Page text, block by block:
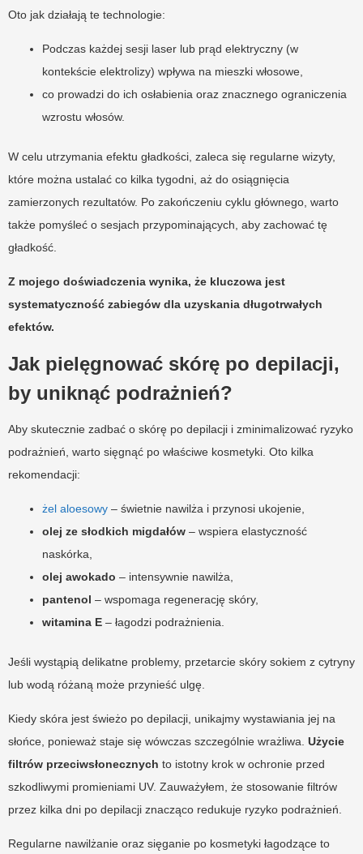
Oto jak działają te technologie:
Podczas każdej sesji laser lub prąd elektryczny (w
kontekście elektrolizy) wpływa na mieszki włosowe,
co prowadzi do ich osłabienia oraz znacznego ograniczenia
wzrostu włosów.
W celu utrzymania efektu gładkości, zaleca się regularne wizyty,
które można ustalać co kilka tygodni, aż do osiągnięcia
zamierzonych rezultatów. Po zakończeniu cyklu głównego, warto
także pomyśleć o sesjach przypominających, aby zachować tę
gładkość.
Z mojego doświadczenia wynika, że kluczowa jest
systematyczność zabiegów dla uzyskania długotrwałych
efektów.
Jak pielęgnować skórę po depilacji,
by uniknąć podrażnień?
Aby skutecznie zadbać o skórę po depilacji i zminimalizować ryzyko
podrażnień, warto sięgnąć po właściwe kosmetyki. Oto kilka
rekomendacji:
żel aloesowy – świetnie nawilża i przynosi ukojenie,
olej ze słodkich migdałów – wspiera elastyczność
naskórka,
olej awokado – intensywnie nawilża,
pantenol – wspomaga regenerację skóry,
witamina E – łagodzi podrażnienia.
Jeśli wystąpią delikatne problemy, przetarcie skóry sokiem z cytryny
lub wodą różaną może przynieść ulgę.
Kiedy skóra jest świeżo po depilacji, unikajmy wystawiania jej na
słońce, ponieważ staje się wówczas szczególnie wrażliwa. Użycie
filtrów przeciwsłonecznych to istotny krok w ochronie przed
szkodliwymi promieniami UV. Zauważyłem, że stosowanie filtrów
przez kilka dni po depilacji znacząco redukuje ryzyko podrażnień.
Regularne nawilżanie oraz sięganie po kosmetyki łagodzące to